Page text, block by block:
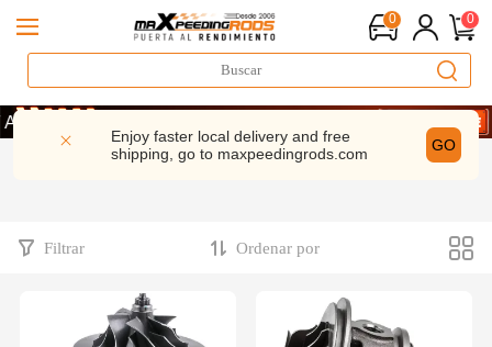
0 0
UN 10% · CÓDIGO: WELCOME
UN 10% · CÓDIGO: WELCOME
UN 10% · CÓDIGO: WELCOME
Enjoy faster local delivery and free
shipping, go to maxpeedingrods.com GO
Filtrar Ordenar por